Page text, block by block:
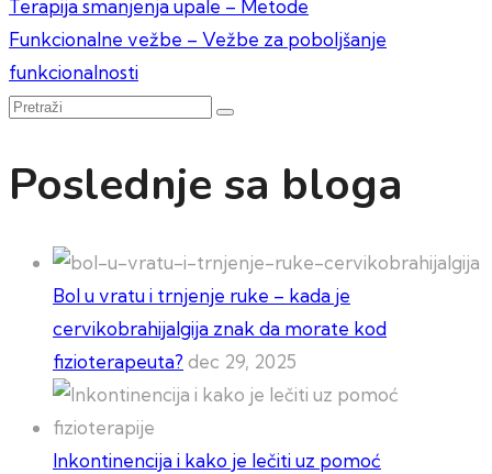
Kretanje
članka
Terapija smanjenja upale – Metode
Funkcionalne vežbe – Vežbe za poboljšanje
funkcionalnosti
Pretraži
Poslednje sa bloga
Bol u vratu i trnjenje ruke – kada je
cervikobrahijalgija znak da morate kod
fizioterapeuta? dec 29, 2025
Inkontinencija i kako je lečiti uz pomoć